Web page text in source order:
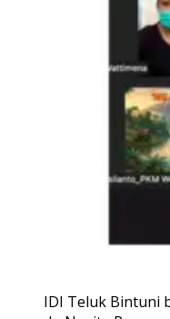
IDI Teluk Bintuni